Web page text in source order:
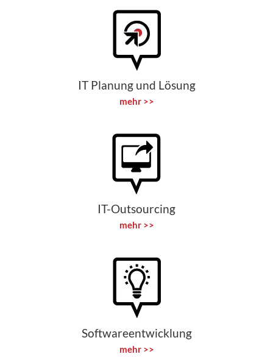
IT Planung und Lösung
mehr >>
IT-Outsourcing
mehr >>
Softwareentwicklung
mehr >>